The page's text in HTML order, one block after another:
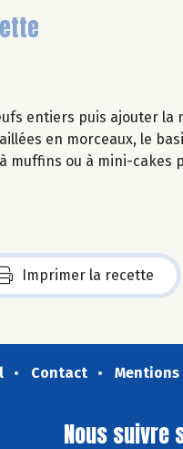
entiers puis ajouter la
en morceaux, le
muffins ou à mini-
Imprimer la recette
Contact Mentions
Nous suivre